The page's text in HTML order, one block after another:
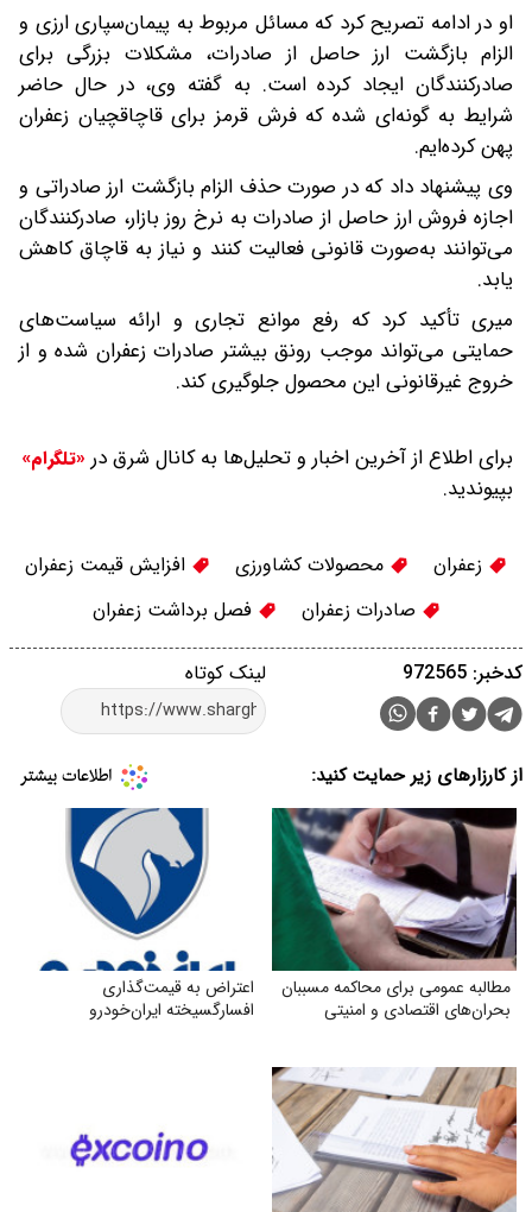
او در ادامه تصریح کرد که مسائل مربوط به پیمان‌سپاری ارزی و
الزام بازگشت ارز حاصل از صادرات، مشکلات بزرگی برای
صادرکنندگان ایجاد کرده است. به گفته وی، در حال حاضر
شرایط به گونه‌ای شده که فرش قرمز برای قاچاقچیان زعفران
پهن کرده‌ایم.
وی پیشنهاد داد که در صورت حذف الزام بازگشت ارز صادراتی و
اجازه فروش ارز حاصل از صادرات به نرخ روز بازار، صادرکنندگان
می‌توانند به‌صورت قانونی فعالیت کنند و نیاز به قاچاق کاهش
یابد.
میری تأکید کرد که رفع موانع تجاری و ارائه سیاست‌های
حمایتی می‌تواند موجب رونق بیشتر صادرات زعفران شده و از
خروج غیرقانونی این محصول جلوگیری کند.
برای اطلاع از آخرین اخبار و تحلیل‌ها به کانال شرق در «تلگرام»
بپیوندید.
زعفران محصولات کشاورزی
افزایش قیمت زعفران
صادرات زعفران
فصل برداشت زعفران
لینک کوتاه کدخبر: 972565
از کارزارهای زیر حمایت کنید:
مطالبه عمومی برای محاکمه مسببان
بحران‌های اقتصادی و امنیتی
اعتراض به قیمت‌گذاری
افسارگسیخته ایران‌خودرو